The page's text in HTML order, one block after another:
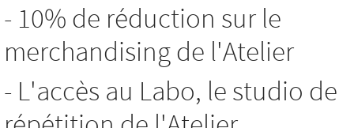
- 10% de réduction sur le
merchandising de l'Atelier
- L'accès au Labo, le studio de